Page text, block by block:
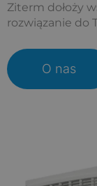
Ziterm dołoży
rozwiązanie do
O nas